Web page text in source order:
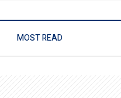
MOST READ